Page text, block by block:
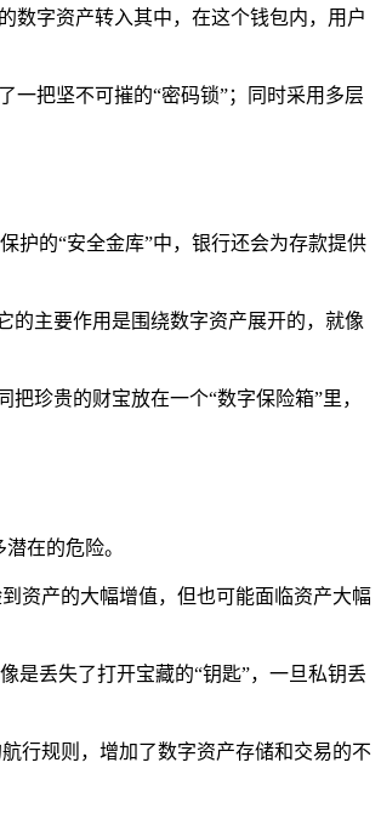
数字资产转入其中，在这个钱包内，用户
一把坚不可摧的“密码锁”；同时采用多层
护的“安全金库”中，银行还会为存款提供
的主要作用是围绕数字资产展开的，就像
珍贵的财宝放在一个“数字保险箱”里，
在的危险。
资产的大幅增值，但也可能面临资产大幅
是丢失了打开宝藏的“钥匙”，一旦私钥丢
行规则，增加了数字资产存储和交易的不